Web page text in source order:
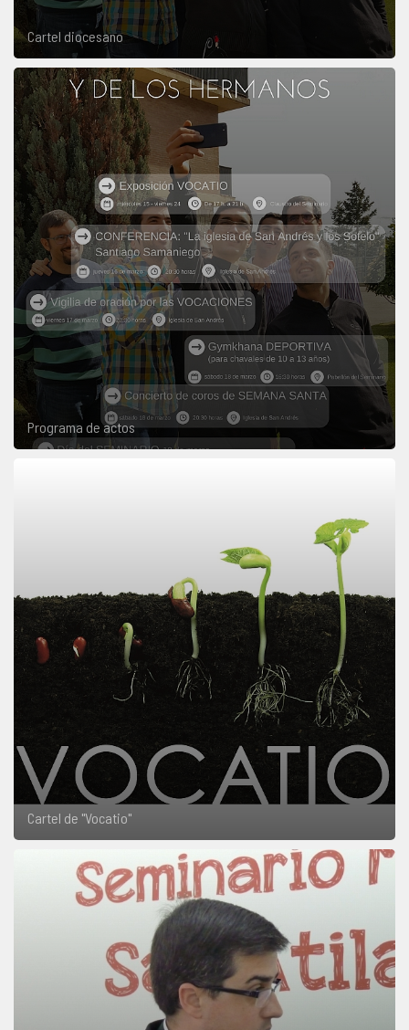
Cartel diocesano
Programa de actos
Cartel de "Vocatio"